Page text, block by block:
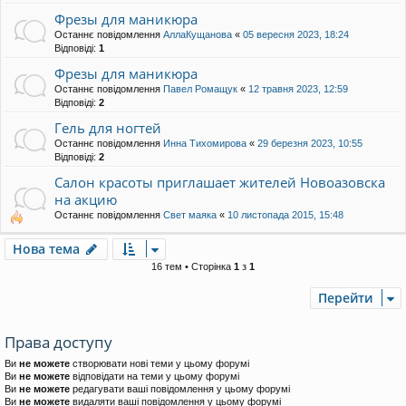
Фрезы для маникюра
Останнє повідомлення АллаКущанова « 05 вересня 2023, 18:24
Відповіді: 1
Фрезы для маникюра
Останнє повідомлення Павел Ромащук « 12 травня 2023, 12:59
Відповіді: 2
Гель для ногтей
Останнє повідомлення Инна Тихомирова « 29 березня 2023, 10:55
Відповіді: 2
Салон красоты приглашает жителей Новоазовска
на акцию
Останнє повідомлення Свет маяка « 10 листопада 2015, 15:48
Нова тема
16 тем • Сторінка 1 з 1
Перейти
Права доступу
Ви не можете створювати нові теми у цьому форумі
Ви не можете відповідати на теми у цьому форумі
Ви не можете редагувати ваші повідомлення у цьому форумі
Ви не можете видаляти ваші повідомлення у цьому форумі